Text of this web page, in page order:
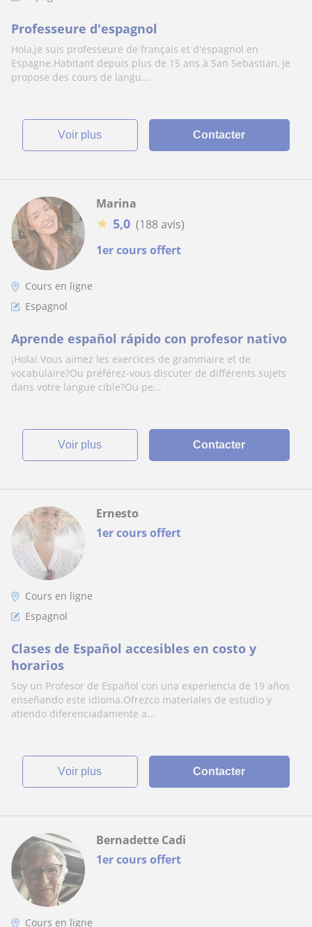
Professeure d'espagnol
Hola,je suis professeure de français et d'espagnol en
Espagne.Habitant depuis plus de 15 ans à San Sebastian, je
propose des cours de langu...
voir plus Contacter
1er cours offert
Marina
★ 5,0 (188 avis)
Cours en ligne
Espagnol
Aprende español rápido con profesor nativo
¡Hola! Vous aimez les exercices de grammaire et de
vocabulaire?Ou préférez-vous discuter de différents sujets
dans votre langue cible?Ou pe...
voir plus Contacter
1er cours offert
Ernesto
Cours en ligne
Espagnol
Clases de Español accesibles en costo y
horarios
Soy un Profesor de Español con una experiencia de 19 años
enseñando este idioma.Ofrezco materiales de estudio y
atiendo diferenciadamente a...
voir plus Contacter
1er cours offert
Bernadette Cadi
Cours en ligne